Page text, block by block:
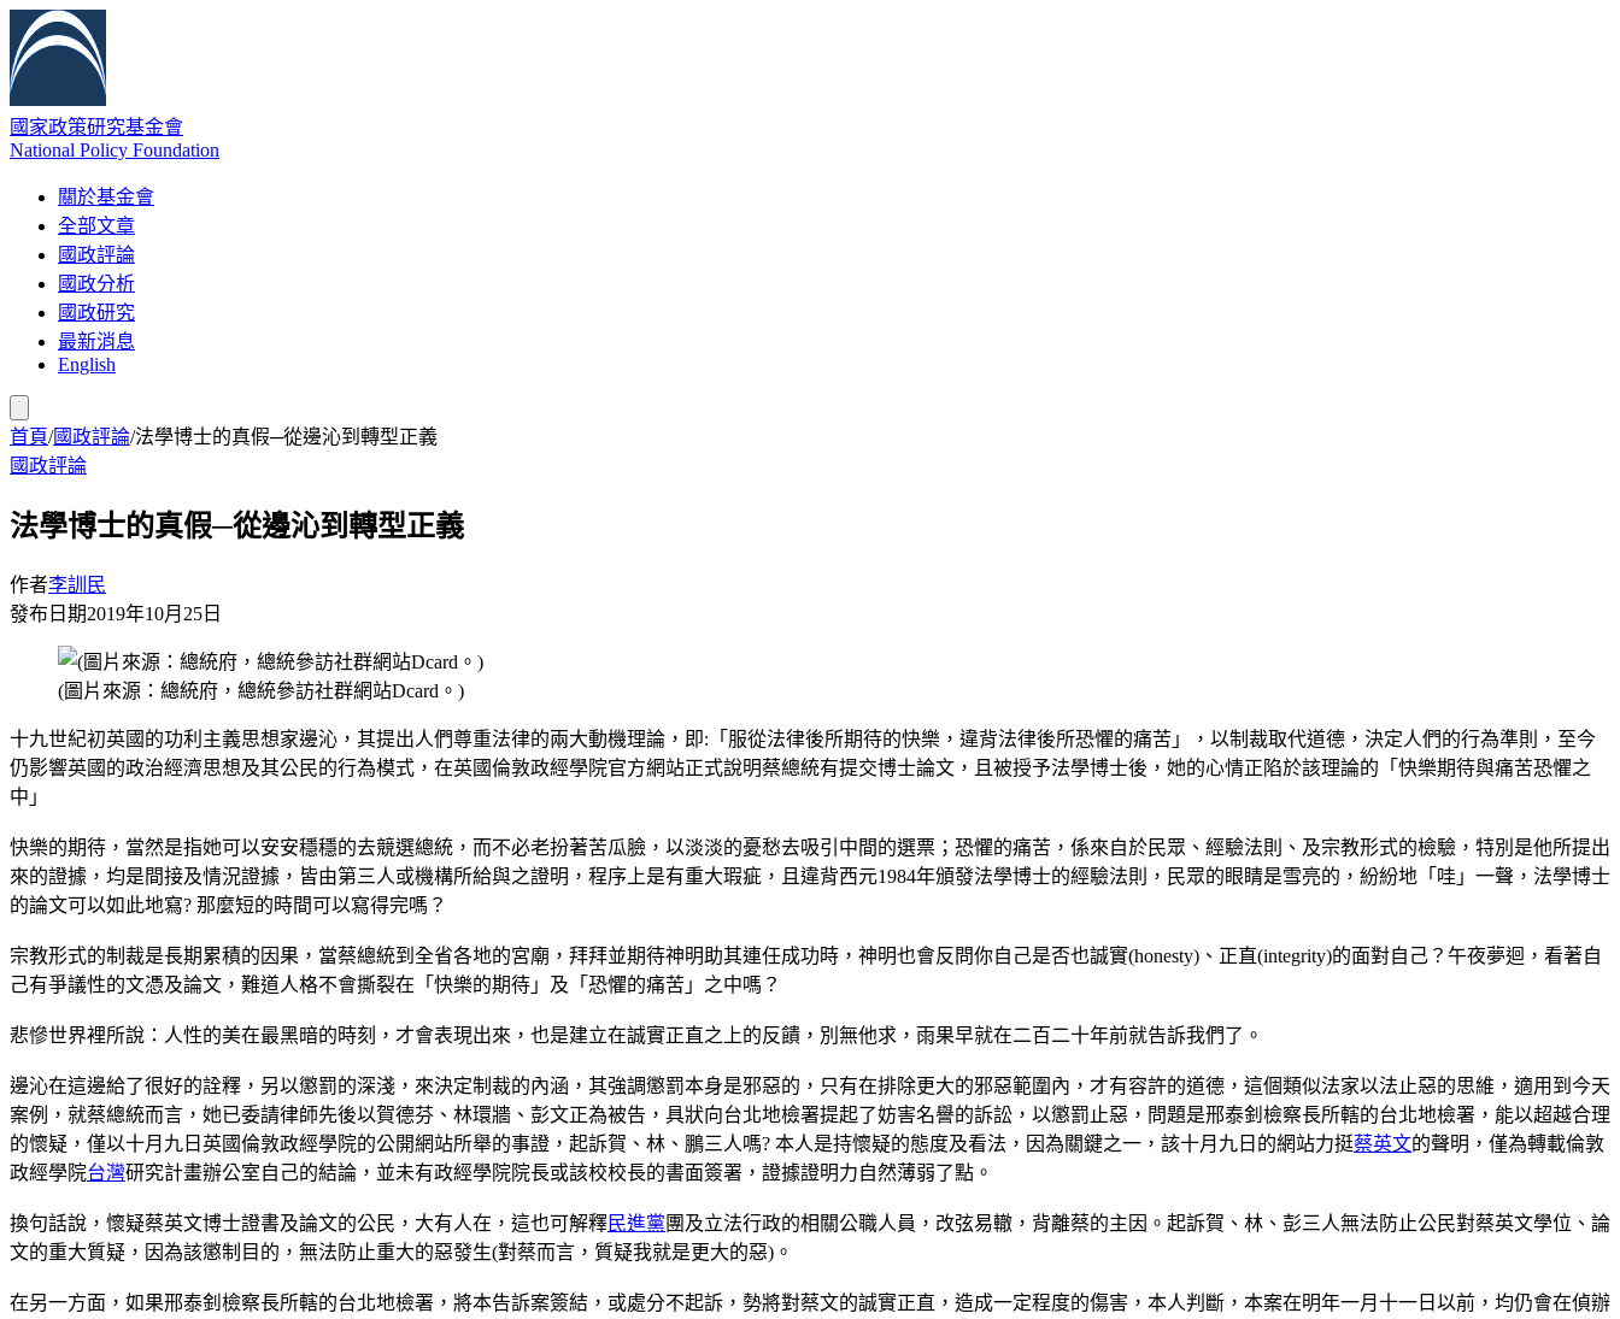
國家政策研究基金會
National Policy Foundation
關於基金會
全部文章
國政評論
國政分析
國政研究
最新消息
English
首頁/國政評論/法學博士的真假─從邊沁到轉型正義
國政評論
法學博士的真假─從邊沁到轉型正義
作者李訓民
發布日期2019年10月25日
(圖片來源：總統府，總統參訪社群網站Dcard。)
十九世紀初英國的功利主義思想家邊沁，其提出人們尊重法律的兩大動機理論，即:「服從法律後所期待的快樂，違背法律後所恐懼的痛苦」，以制裁取代道德，決定人們的行為準則，至今
仍影響英國的政治經濟思想及其公民的行為模式，在英國倫敦政經學院官方網站正式說明蔡總統有提交博士論文，且被授予法學博士後，她的心情正陷於該理論的「快樂期待與痛苦恐懼之
中」
快樂的期待，當然是指她可以安安穩穩的去競選總統，而不必老扮著苦瓜臉，以淡淡的憂愁去吸引中間的選票；恐懼的痛苦，係來自於民眾、經驗法則、及宗教形式的檢驗，特別是他所提出
來的證據，均是間接及情況證據，皆由第三人或機構所給與之證明，程序上是有重大瑕疵，且違背西元1984年頒發法學博士的經驗法則，民眾的眼睛是雪亮的，紛紛地「哇」一聲，法學博士
的論文可以如此地寫? 那麼短的時間可以寫得完嗎？
宗教形式的制裁是長期累積的因果，當蔡總統到全省各地的宮廟，拜拜並期待神明助其連任成功時，神明也會反問你自己是否也誠實(honesty)、正直(integrity)的面對自己？午夜夢迴，看著自
己有爭議性的文憑及論文，難道人格不會撕裂在「快樂的期待」及「恐懼的痛苦」之中嗎？
悲慘世界裡所說：人性的美在最黑暗的時刻，才會表現出來，也是建立在誠實正直之上的反饋，別無他求，雨果早就在二百二十年前就告訴我們了。
邊沁在這邊給了很好的詮釋，另以懲罰的深淺，來決定制裁的內涵，其強調懲罰本身是邪惡的，只有在排除更大的邪惡範圍內，才有容許的道德，這個類似法家以法止惡的思維，適用到今天
案例，就蔡總統而言，她已委請律師先後以賀德芬、林環牆、彭文正為被告，具狀向台北地檢署提起了妨害名譽的訴訟，以懲罰止惡，問題是邢泰釗檢察長所轄的台北地檢署，能以超越合理
的懷疑，僅以十月九日英國倫敦政經學院的公開網站所舉的事證，起訴賀、林、鵬三人嗎? 本人是持懷疑的態度及看法，因為關鍵之一，該十月九日的網站力挺蔡英文的聲明，僅為轉載倫敦
政經學院台灣研究計畫辦公室自己的結論，並未有政經學院院長或該校校長的書面簽署，證據證明力自然薄弱了點。
換句話說，懷疑蔡英文博士證書及論文的公民，大有人在，這也可解釋民進黨 團及立法行政的相關公職人員，改弦易轍，背離蔡的主因。起訴賀、林、彭三人無法防止公民對蔡英文學位、論
文的重大質疑，因為該懲制目的，無法防止重大的惡發生(對蔡而言，質疑我就是更大的惡)。
在另一方面，如果邢泰釗檢察長所轄的台北地檢署，將本告訴案簽結，或處分不起訴，勢將對蔡文的誠實正直，造成一定程度的傷害，本人判斷，本案在明年一月十一日以前，均仍會在偵辦